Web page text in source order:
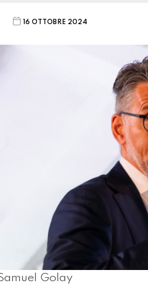
16 OTTOBRE 2024
Golay